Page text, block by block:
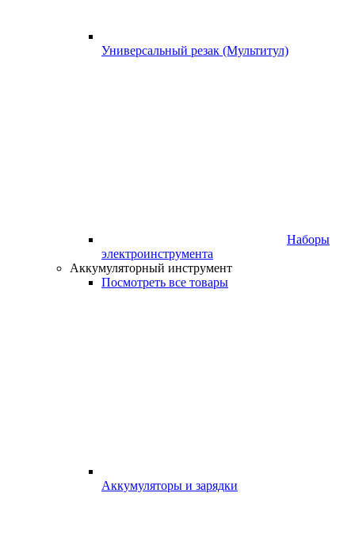
Универсальный резак (Мультитул)
Наборы
электроинструмента
Аккумуляторный инструмент
Посмотреть все товары
Аккумуляторы и зарядки